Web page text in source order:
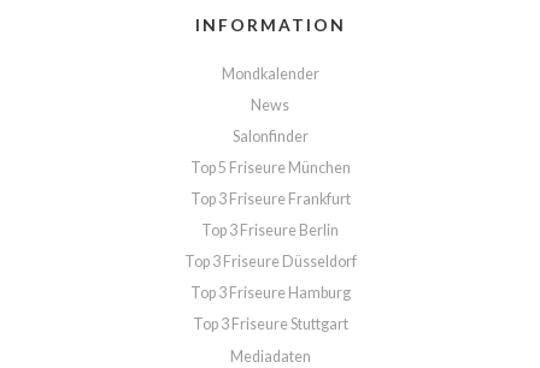
INFORMATION
Mondkalender
News
Salonfinder
Top 5 Friseure München
Top 3 Friseure Frankfurt
Top 3 Friseure Berlin
Top 3 Friseure Düsseldorf
Top 3 Friseure Hamburg
Top 3 Friseure Stuttgart
Mediadaten